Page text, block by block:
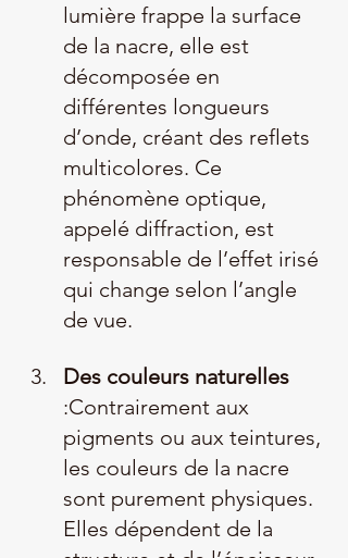
lumière frappe la surface
de la nacre, elle est
décomposée en
différentes longueurs
d’onde, créant des reflets
multicolores. Ce
phénomène optique,
appelé diffraction, est
responsable de l’effet irisé
qui change selon l’angle
de vue.
Des couleurs naturelles
:Contrairement aux
pigments ou aux teintures,
les couleurs de la nacre
sont purement physiques.
Elles dépendent de la